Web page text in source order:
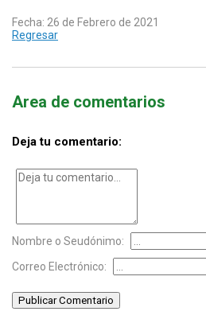
Fecha: 26 de Febrero de 2021
Regresar
Area de comentarios
Deja tu comentario:
Nombre o Seudónimo:
Correo Electrónico:
Publicar Comentario